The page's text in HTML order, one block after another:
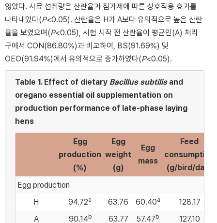
않았다. 사료 섭취량은 산란율과 첨가제에 따른 상호작용 효과를
나타내었다(P<0.05). 산란율은 H가 A보다 유의적으로 높은 산란
율을 보였으며(P<0.05), 시험 시작 전 산란율이 평균인(A) 처리
구에서 CON(86.80%)과 비교하여, BS(91.69%) 및
OEO(91.94%)에서 유의적으로 증가하였다(P<0.05).
Table 1. Effect of dietary Bacillus subtilisand
oregano essential oil supplementation on
production performance of late-phase laying
hens
Egg
production
(%)
Egg
weight
(g)
Egg
mass
Feed
consumption
(g/bird/day)
Egg production
H
94.72a 63.76 60.40a
128.17
A
90.14 b 63.77 57.47 b 127.10